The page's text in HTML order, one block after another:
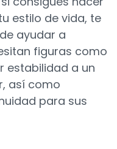
estilo de vida, te
ayudar a
figuras como
estabilidad a un
así como
para sus